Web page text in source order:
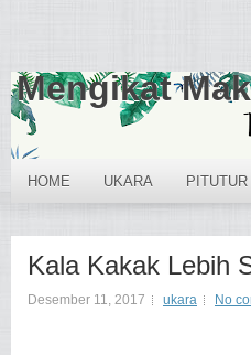
Mengikat
HOME UKARA PITUTUR
Kala Kakak Lebih
Desember 11, 2017 ukara No